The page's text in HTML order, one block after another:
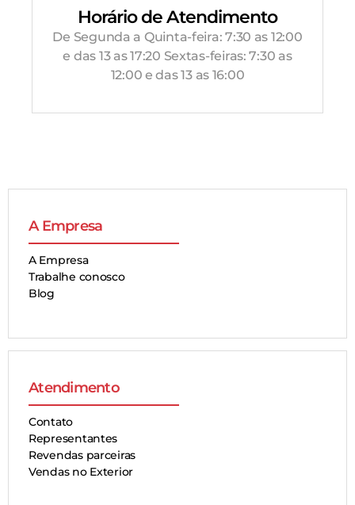
Horário de Atendimento
De Segunda a Quinta-feira: 7:30 as 12:00
e das 13 as 17:20 Sextas-feiras: 7:30 as
12:00 e das 13 as 16:00
A Empresa
A Empresa
Trabalhe conosco
Blog
Atendimento
Contato
Representantes
Revendas parceiras
Vendas no Exterior